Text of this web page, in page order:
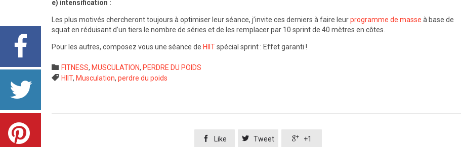
e) intensification :
Les plus motivés chercheront toujours à optimiser leur séance, j’invite ces derniers à faire leurprogramme de masse à base de
squat en réduisant d’un tiers le nombre de séries et de les remplacer par 10 sprint de 40 mètres en côtes.
Pour les autres, composez vous une séance de HIITspécial sprint : Effet garanti !
 Category
FITNESS, MUSCULATION, PERDRE DU POIDS
 Tags
HIIT, Musculation, perdre du poids
 Like  Tweet  +1